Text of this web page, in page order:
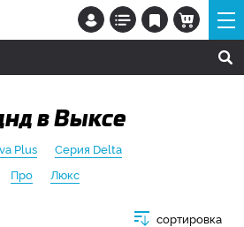
в Выксе
Plus
Серия Delta
Про Люкс
сортировка